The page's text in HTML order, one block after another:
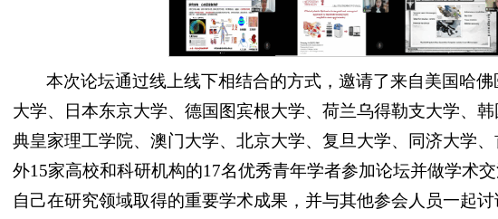
本次论坛通过线上线下相结合的方式，邀请了来自美国哈
大学、日本东京大学、德国图宾根大学、荷兰乌得勒支大学、
典皇家理工学院、澳门大学、北京大学、复旦大学、同济大学
外15家高校和科研机构的17名优秀青年学者参加论坛并做学术
自己在研究领域取得的重要学术成果，并与其他参会人员一起